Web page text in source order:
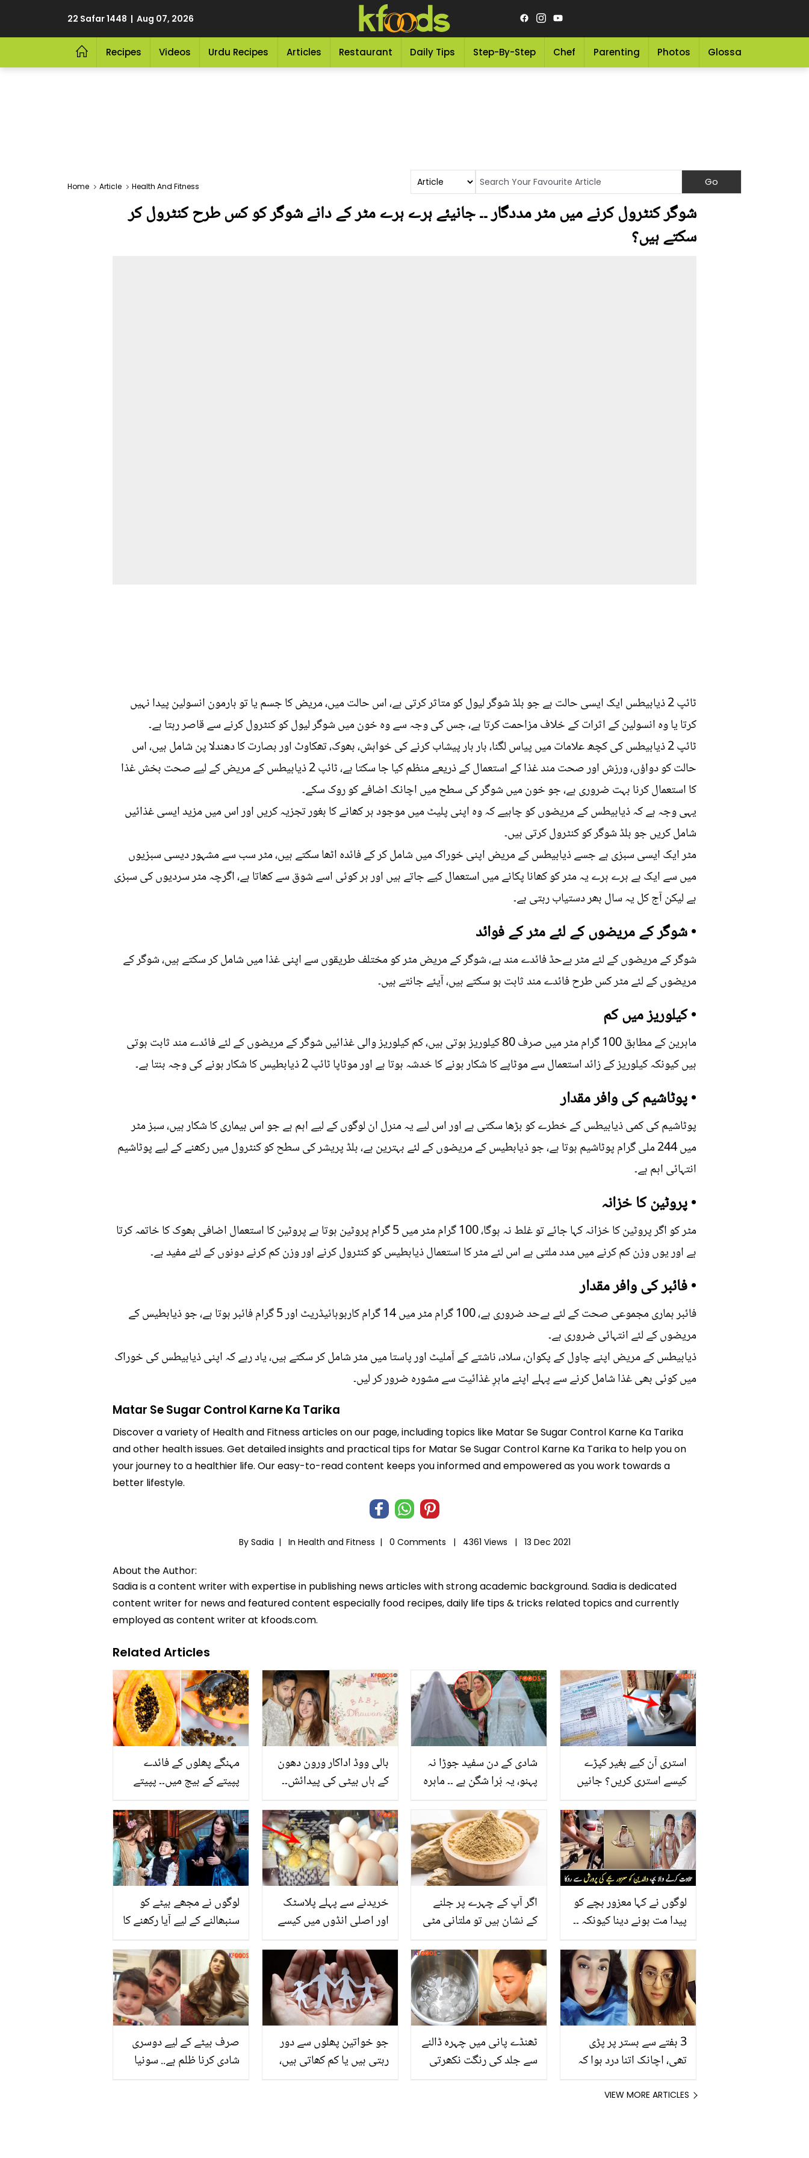
22 Safar 1448 | Aug 07, 2026
Recipes Videos Urdu Recipes Articles Restaurant Daily Tips Step-By-Step Chef Parenting Photos Glossary
Home Article Health And Fitness
شوگر کنٹرول کرنے میں مٹر مددگار ۔۔ جانیئے ہرے ہرے مٹر کے دانے شوگر کو کس طرح کنٹرول کر
سکتے ہیں؟
ٹائپ 2 ذیابیطس ایک ایسی حالت ہے جو بلڈ شوگر لیول کو متاثر کرتی ہے، اس حالت میں، مریض کا جسم یا تو ہارمون انسولین پیدا نہیں
کرتا یا وہ انسولین کے اثرات کے خلاف مزاحمت کرتا ہے، جس کی وجہ سے وہ خون میں شوگر لیول کو کنٹرول کرنے سے قاصر رہتا ہے۔
ٹائپ 2 ذیابیطس کی کچھ علامات میں پیاس لگنا، بار بار پیشاب کرنے کی خواہش، بھوک، تھکاوٹ اور بصارت کا دھندلا پن شامل ہیں، اس
حالت کو دواؤں، ورزش اور صحت مند غذا کے استعمال کے ذریعے منظم کیا جا سکتا ہے، ٹائپ 2 ذیابیطس کے مریض کے لیے صحت بخش غذا
کا استعمال کرنا بہت ضروری ہے، جو خون میں شوگر کی سطح میں اچانک اضافے کو روک سکے۔
یہی وجہ ہے کہ ذیابیطس کے مریضوں کو چاہیے کہ وہ اپنی پلیٹ میں موجود ہر کھانے کا بغور تجزیہ کریں اور اس میں مزید ایسی غذائیں
شامل کریں جو بلڈ شوگر کو کنٹرول کرتی ہیں۔
مٹر ایک ایسی سبزی ہے جسے ذیابیطس کے مریض اپنی خوراک میں شامل کر کے فائدہ اٹھا سکتے ہیں، مٹر سب سے مشہور دیسی سبزیوں
میں سے ایک ہے ہرے ہرے یہ مٹر کو کھانا پکانے میں استعمال کیے جاتے ہیں اور ہر کوئی اسے شوق سے کھاتا ہے، اگرچہ مٹر سردیوں کی سبزی
ہے لیکن آج کل یہ سال بھر دستیاب رہتی ہے۔
• شوگر کے مریضوں کے لئے مٹر کے فوائد
شوگر کے مریضوں کے لئے مٹر بےحڈ فائدے مند ہے، شوگر کے مریض مٹر کو مختلف طریقوں سے اپنی غذا میں شامل کر سکتے ہیں، شوگر کے
مریضوں کے لئے مٹر کس طرح فائدے مند ثابت ہو سکتے ہیں، آیئے جانتے ہیں۔
• کیلوریز میں کم
ماہرین کے مطابق 100 گرام مٹر میں صرف 80 کیلوریز ہوتی ہیں، کم کیلوریز والی غذائیں شوگر کے مریضوں کے لئے فائدے مند ثابت ہوتی
ہیں کیونکہ کیلوریز کے زائد استعمال سے موٹاپے کا شکار ہونے کا خدشہ ہوتا ہے اور موٹاپا ٹائپ 2 ذیابطیس کا شکار ہونے کی وجہ بنتا ہے۔
• پوٹاشیم کی وافر مقدار
پوٹاشیم کی کمی ذیابیطس کے خطرے کو بڑھا سکتی ہے اور اس لیے یہ منرل ان لوگوں کے لیے اہم ہے جو اس بیماری کا شکار ہیں، سبز مٹر
میں 244 ملی گرام پوٹاشیم ہوتا ہے، جو ذیابطیس کے مریضوں کے لئے بہترین ہے، بلڈ پریشر کی سطح کو کنٹرول میں رکھنے کے لیے پوٹاشیم
انتہائی اہم ہے۔
• پروٹین کا خزانہ
مٹر کو اگر پروٹین کا خزانہ کہا جائے تو غلط نہ ہوگا، 100 گرام مٹر میں 5 گرام پروٹین ہوتا ہے پروٹین کا استعمال اضافی بھوک کا خاتمہ کرتا
ہے اور یوں وزن کم کرنے میں مدد ملتی ہے اس لئے مٹر کا استعمال ذیابطیس کو کنٹرول کرنے اور وزن کم کرنے دونوں کے لئے مفید ہے۔
• فائبر کی وافر مقدار
فائبر ہماری مجموعی صحت کے لئے بےحد ضروری ہے، 100 گرام مٹر میں 14 گرام کاربوہائیڈریٹ اور 5 گرام فائبر ہوتا ہے، جو ذیابطیس کے
مریضوں کے لئے انتہائی ضروری ہے۔
ذیابیطس کے مریض اپنے چاول کے پکوان، سلاد، ناشتے کے آملیٹ اور پاستا میں مٹر شامل کر سکتے ہیں، یاد رہے کہ اپنی ذیابیطس کی خوراک
میں کوئی بھی غذا شامل کرنے سے پہلے اپنے ماہرِ غذائیت سے مشورہ ضرور کر لیں۔
Matar Se Sugar Control Karne Ka Tarika
Discover a variety of Health and Fitness articles on our page, including topics like Matar Se Sugar Control Karne Ka Tarika
and other health issues. Get detailed insights and practical tips for Matar Se Sugar Control Karne Ka Tarika to help you on
your journey to a healthier life. Our easy-to-read content keeps you informed and empowered as you work towards a
better lifestyle.
By Sadia | In Health and Fitness | 0 Comments | 4361 Views | 13 Dec 2021
About the Author:
Sadia is a content writer with expertise in publishing news articles with strong academic background. Sadia is dedicated
content writer for news and featured content especially food recipes, daily life tips & tricks related topics and currently
employed as content writer at kfoods.com.
Related Articles
مہنگے پھلوں کے فائدے
پپیتے کے بیج میں۔۔ پپیتے
رک جائیں پہلے ان کے یہ
فائدے اور استعمال کے
طریقے جان لیں
بالی ووڈ اداکار ورون دھون
کے ہاں بیٹی کی پیدائش۔۔
شادی کے دن سفید جوڑا نہ
پہنو، یہ بُرا شگن ہے ۔۔ ماہرہ
خوبصورت سفید لہنگا پہنا،
پُرانے وقتوں کی بدلتی ہوئی
روایات
استری آن کیے بغیر کپڑے
کیسے استری کریں؟ جانیں
زبردست طریقے
لوگوں نے مجھے بیٹے کو
سنبھالنے کے لیے آیا رکھنے کا
نے اپنے بیٹے کی دیکھ بھال
کیلئے ’آیا‘ کیوں نہیں
رکھی؟ خوبصورت وجہ بتا
دی
خریدنے سے پہلے پلاسٹک
اور اصلی انڈوں میں کیسے
اگر آپ کے چہرے پر جلنے
کے نشان ہیں تو ملتانی مٹی
نشانات ختم ہوجائیں ۔
جانیے ملتانی مٹی کے
کمالات
لوگوں نے کہا معزور بچے کو
پیدا مت ہونے دینا کیونکہ ۔۔
اس بچے کی زندگی کیسی
ہے؟ دلچسپ معلومات
صرف بیٹے کے لیے دوسری
شادی کرنا ظلم ہے.. سونیا
جو خواتین پھلوں سے دور
رہتی ہیں یا کم کھاتی ہیں،
ٹھنڈے پانی میں چہرہ ڈالنے
سے جلد کی رنگت نکھرتی
3 ہفتے سے بستر پر پڑی
تھی، اچانک اتنا درد ہوا کہ
کی بیٹی کو اچانک ایسا کیا
VIEW MORE ARTICLES